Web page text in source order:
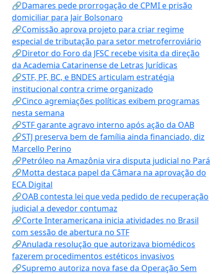
🔗Damares pede prorrogação de CPMI e prisão
domiciliar para Jair Bolsonaro
🔗Comissão aprova projeto para criar regime
especial de tributação para setor metroferroviário
🔗Diretor do Foro da JFSC recebe visita da direção
da Academia Catarinense de Letras Jurídicas
🔗STF, PF, BC, e BNDES articulam estratégia
institucional contra crime organizado
🔗Cinco agremiações políticas exibem programas
nesta semana
🔗STF garante agravo interno após ação da OAB
🔗STJ preserva bem de família ainda financiado, diz
Marcello Perino
🔗Petróleo na Amazônia vira disputa judicial no Pará
🔗Motta destaca papel da Câmara na aprovação do
ECA Digital
🔗OAB contesta lei que veda pedido de recuperação
judicial a devedor contumaz
🔗Corte Interamericana inicia atividades no Brasil
com sessão de abertura no STF
🔗Anulada resolução que autorizava biomédicos
fazerem procedimentos estéticos invasivos
🔗Supremo autoriza nova fase da Operação Sem